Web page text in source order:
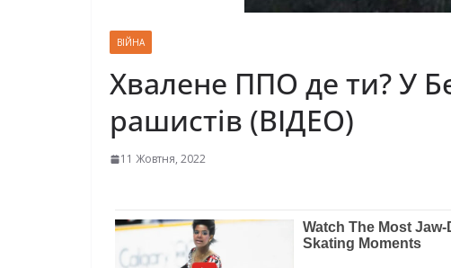
ВІЙНА
Хвалене ППО де ти? У
рашистів (ВІДЕО)
11 Жовтня, 2022